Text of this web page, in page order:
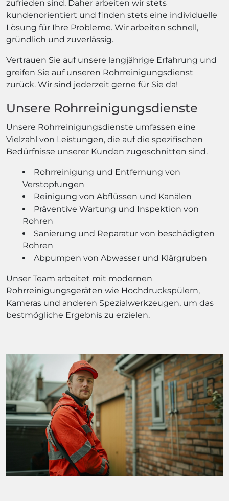
zufrieden sind. Daher arbeiten wir stets
kundenorientiert und finden stets eine individuelle
Lösung für Ihre Probleme. Wir arbeiten schnell,
gründlich und zuverlässig.
Vertrauen Sie auf unsere langjährige Erfahrung und
greifen Sie auf unseren Rohrreinigungsdienst
zurück. Wir sind jederzeit gerne für Sie da!
Unsere Rohrreinigungsdienste
Unsere Rohrreinigungsdienste umfassen eine
Vielzahl von Leistungen, die auf die spezifischen
Bedürfnisse unserer Kunden zugeschnitten sind.
Rohrreinigung und Entfernung von
Verstopfungen
Reinigung von Abflüssen und Kanälen
Präventive Wartung und Inspektion von
Rohren
Sanierung und Reparatur von beschädigten
Rohren
Abpumpen von Abwasser und Klärgruben
Unser Team arbeitet mit modernen
Rohrreinigungsgeräten wie Hochdruckspülern,
Kameras und anderen Spezialwerkzeugen, um das
bestmögliche Ergebnis zu erzielen.